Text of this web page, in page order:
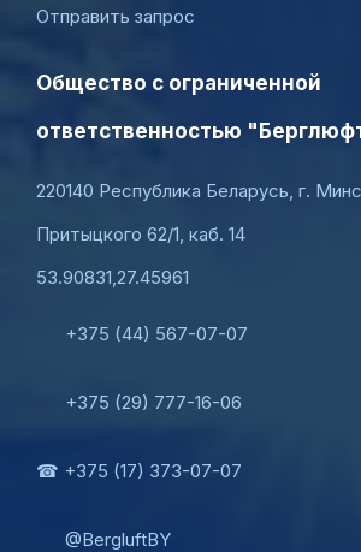
Отправить запрос
Общество с ограниченной
ответственностью
220140 Республика Беларусь, г.
Притыцкого 62/1, каб. 14
53.90831,27.45961
+375 (44) 567-07-07
+375 (29) 777-16-06
☎ +375 (17) 373-07-07
@BergluftBY